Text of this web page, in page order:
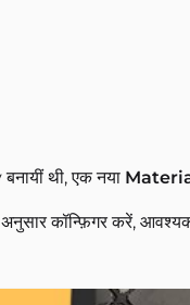
थी, एक नया
कॉन्फ़िगर करें,